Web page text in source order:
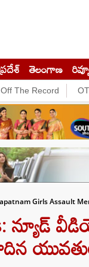
తెలంగాణ
Off The Record
Girls Assault